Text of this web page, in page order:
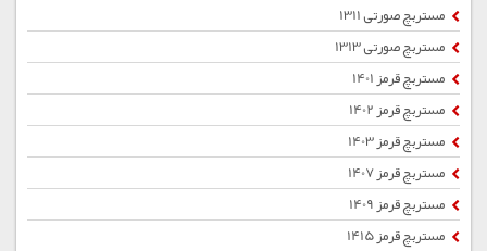
مستربچ صورتی 1311
مستربچ صورتی 1313
مستربچ قرمز 1401
مستربچ قرمز 1402
مستربچ قرمز 1403
مستربچ قرمز 1407
مستربچ قرمز 1409
مستربچ قرمز 1415